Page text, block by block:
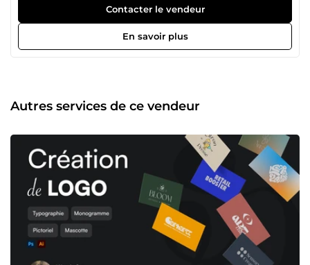
création de logos, l'UI/UX design, et la conception
d'identités visuelles percutantes. 🌟 Services : Conception
de Logos Uniques Interfaces Utilisateur Intuitives Identités
Visuelles Mémorables Montage Vidéo Logo Typographique
vos idées. Contactez-moi pour discuter de votre projet et
explorons ensemble les possibilités créatives !
Contacter le vendeur
En savoir plus
Autres services de ce vendeur